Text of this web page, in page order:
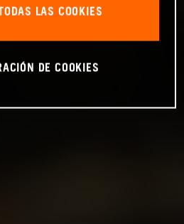
LAS COOKIES
DE COOKIES